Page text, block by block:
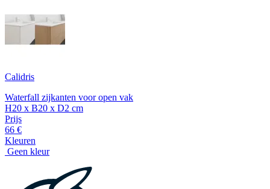
Calidris
Waterfall zijkanten voor open vak
H20 x B20 x D2 cm
Prijs
66 €
Kleuren
Geen kleur